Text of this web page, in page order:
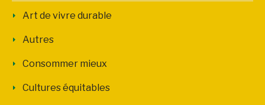
Art de vivre durable
Autres
Consommer mieux
Cultures équitables